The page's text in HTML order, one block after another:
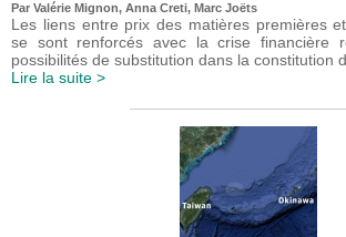
Par Valérie Mignon, Anna Creti, Marc Joëts
Les liens entre prix des matières premières
se sont renforcés avec la crise financière
possibilités de substitution dans la constitution
Lire la suite >